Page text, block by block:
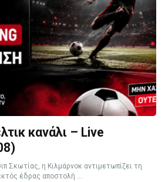
κανάλι – Live
Σκωτίας, η Κιλμάρνοκ αντιμετωπίζει τη
έδρας αποστολή ...